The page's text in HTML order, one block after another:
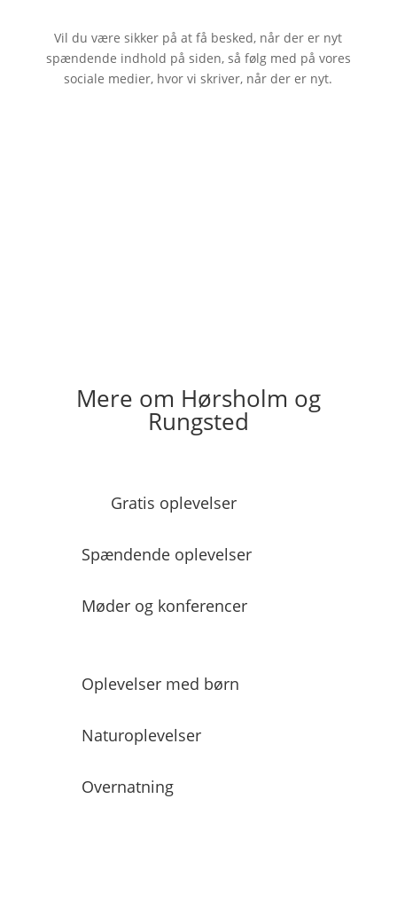
Vil du være sikker på at få besked, når der er nyt
spændende indhold på siden, så følg med på vores
sociale medier, hvor vi skriver, når der er nyt.
Mere om Hørsholm og
Rungsted
Gratis oplevelser
Spændende oplevelser
Møder og konferencer
Oplevelser med børn
Naturoplevelser
Overnatning